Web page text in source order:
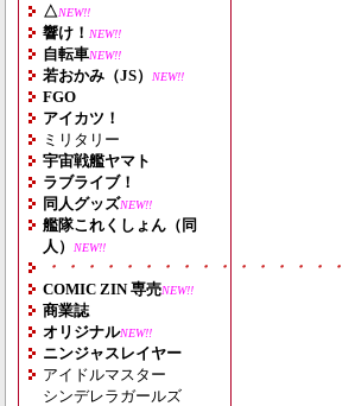
△NEW!!
響け！ NEW!!
自転車NEW!!
若おかみ（JS） NEW!!
FGO
アイカツ！
ミリタリー
宇宙戦艦ヤマト
ラブライブ！
同人グッズNEW!!
艦隊これくしょん（同
人）
NEW!!
・・・・・・・・・・・・・・・・
COMIC ZIN 専売NEW!!
商業誌
オリジナルNEW!!
ニンジャスレイヤー
アイドルマスター
シンデレラガールズ